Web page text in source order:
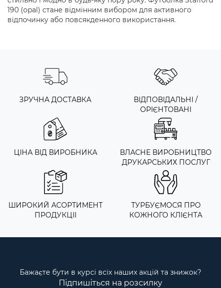
190 (opal) стане відмінним вибором для активного
відпочинку або повсякденного використання.
ЗРУЧНА ДОСТАВКА
ВІДПОВІДАЛЬНІ /
ОРІЄНТОВАНІ
ЦІНА ВІД ВИРОБНИКА
ВЛАСНЕ ВИРОБНИЦТВО
ДРУКАРСЬКИХ ПОСЛУГ
ШИРОКИЙ АСОРТИМЕНТ
ПРОДУКЦІІ
ТУРБУЄМОСЯ ПРО
КОЖНОГО КЛІЄНТА
Бажаєте бути в курсі всіх наших акцій та знижок?
Підпишіться на розсилку